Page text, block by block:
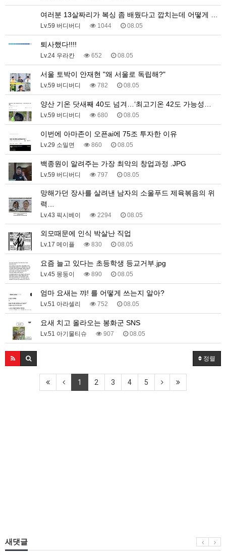
여러분 13살짜리가 복싱 좀 배웠다고 깝치는데 어떻게 …
Lv.59 버디버디 1044 08.05
퇴사했다!!!!
Lv.24 우라칸 652 08.05
서울 토박이 안재현 "왜 서울로 독립해?"
Lv.59 버디버디 782 08.05
양산 기온 닷새째 40도 넘겨…‘최고기온 42도 가능성…
Lv.59 버디버디 680 08.05
이번에 아마존이 오픈ai에 75조 투자한 이유
Lv.29 소밀면 860 08.05
백종원이 알려주는 가장 최악의 창업과정 .JPG
Lv.59 버디버디 797 08.05
망해가던 장사를 살려낸 남자의 소울푸드 제육볶음의 위
력…
Lv.43 픽시베이 2294 08.05
외모때문에 인식 박살난 직업
Lv.17 메이플 830 08.05
요즘 늘고 있다는 초등학생 등교거부.jpg
Lv.45 몽둥이 890 08.05
엄마 요새는 꺄! 를 어떻게 쓰는지 알아?
Lv.51 아라셀리 752 08.05
요새 치고 올라오는 봉화군 SNS
Lv.51 아기물티슈 907 08.05
정렬
1 2 3 4 5
새댓글